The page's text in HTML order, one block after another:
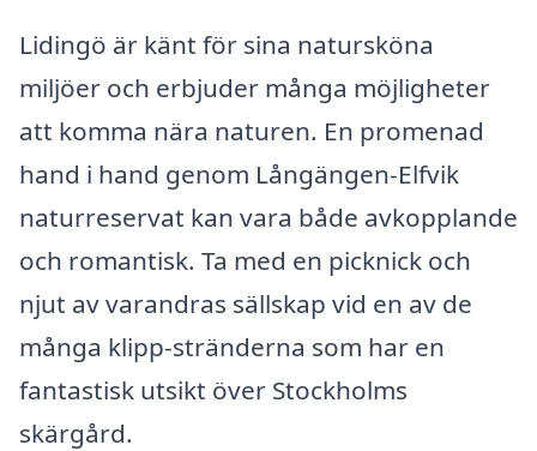
Lidingö är känt för sina natursköna
miljöer och erbjuder många möjligheter
att komma nära naturen. En promenad
hand i hand genom Långängen-Elfvik
naturreservat kan vara både avkopplande
och romantisk. Ta med en picknick och
njut av varandras sällskap vid en av de
många klipp-stränderna som har en
fantastisk utsikt över Stockholms
skärgård.